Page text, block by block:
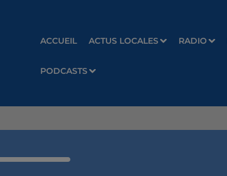
ACCUEIL ACTUS LOCALES RADIO
PODCASTS